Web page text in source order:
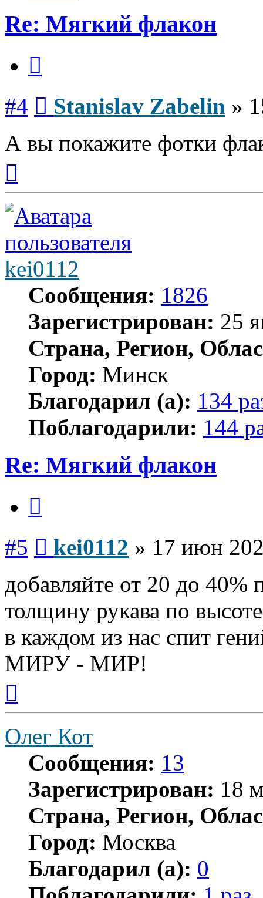
Re: Мягкий флакон
#4 Stanislav Zabelin »
А вы покажите фотки
началу
kei0112
Сообщения: 1826
Зарегистрирован: 25
Страна, Регион,
Город: Минск
Благодарил (а): 134
Поблагодарили: 144
Re: Мягкий флакон
#5 kei0112 » 17 июн
добавляйте от 20 до 40%
толщину рукава по
в каждом из нас спит
МИРУ - МИР!
началу
Олег Кот
Сообщения: 13
Зарегистрирован: 18
Страна, Регион,
Город: Москва
Благодарил (а): 0